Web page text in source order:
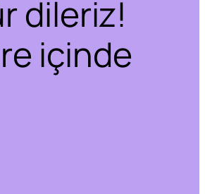
dileriz!
içinde